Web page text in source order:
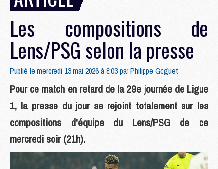
Les compositions de
Lens/PSG selon la presse
Publié le mercredi 13 mai 2026 à 8:03 parPhilippe Goguet
Pour ce match en retard de la 29e journée de Ligue
1, la presse du jour se rejoint totalement sur les
compositions d'équipe du Lens/PSG de ce
mercredi soir (21h).